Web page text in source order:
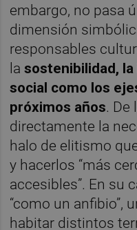
embargo, no pasa
dimensión
responsables
lasostenibilidad,
social como los
próximos años. De
directamente la
halo de elitismo
y hacerlos “más
accesibles”. En su
“como un anfibio”,
habitar distintos